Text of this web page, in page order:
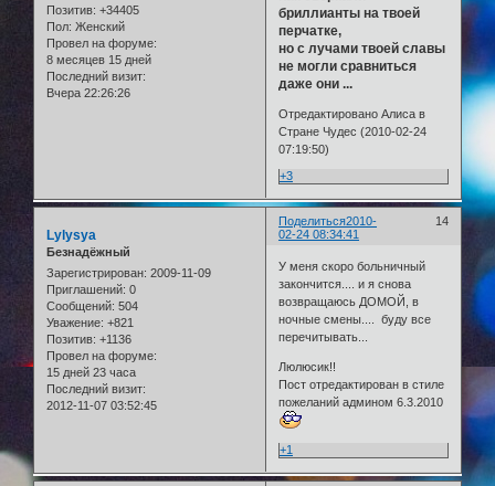
Позитив: +34405
Пол: Женский
Провел на форуме:
8 месяцев 15 дней
Последний визит:
Вчера 22:26:26
бриллианты на твоей
перчатке,
но с лучами твоей славы
не могли сравниться
даже они ...
Отредактировано Алиса в
Стране Чудес (2010-02-24
07:19:50)
+3
Поделиться 14
2010-
02-24 08:34:41
Lylysya
Безнадёжный
Зарегистрирован: 2009-11-09
Приглашений: 0
Сообщений: 504
Уважение: +821
Позитив: +1136
Провел на форуме:
15 дней 23 часа
Последний визит:
2012-11-07 03:52:45
У меня скоро больничный
закончится.... и я снова
возвращаюсь ДОМОЙ, в
ночные смены.... буду все
перечитывать...
Люлюсик!!
Пост отредактирован в стиле
пожеланий админом 6.3.2010
+1